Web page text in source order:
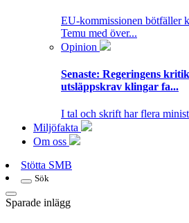
EU-kommissionen bötfäller
Temu med över...
Opinion
Senaste: Regeringens
utsläppskrav klingar fa...
I tal och skrift har flera
Miljöfakta
Om oss
Stötta SMB
Sök
Sparade inlägg